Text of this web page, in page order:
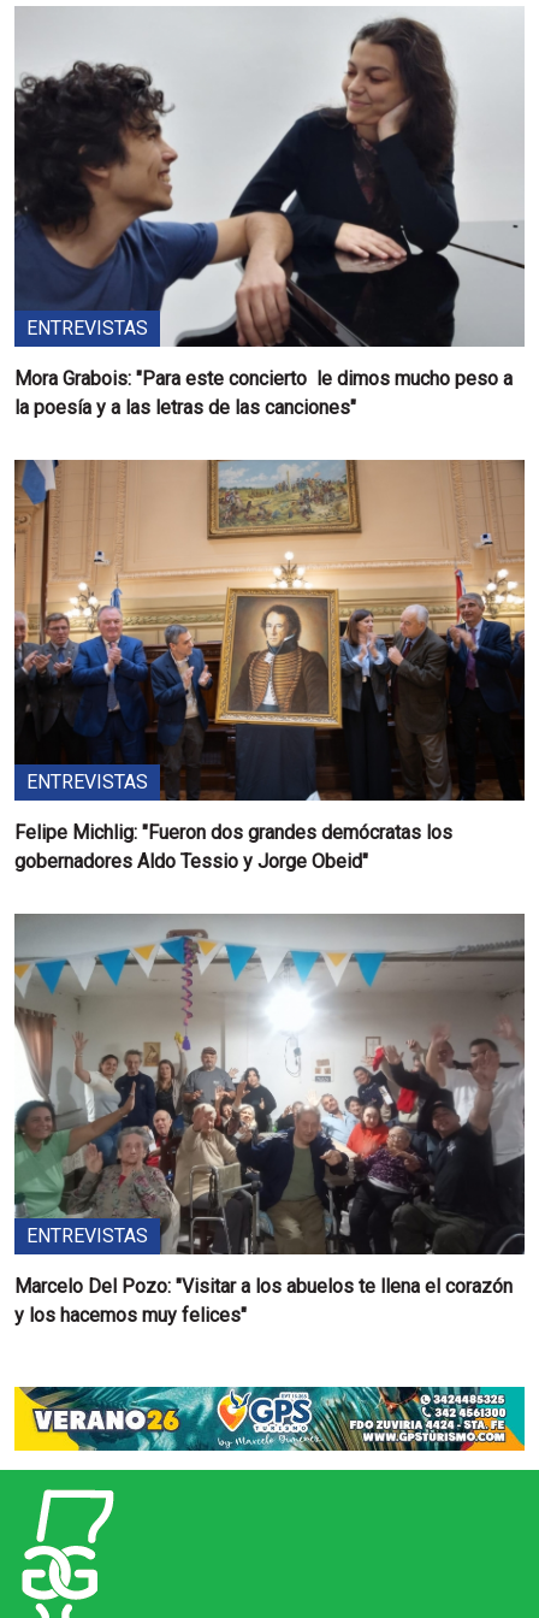
ENTREVISTAS
Mora Grabois: "Para este concierto le dimos mucho peso a
la poesía y a las letras de las canciones"
ENTREVISTAS
Felipe Michlig: "Fueron dos grandes demócratas los
gobernadores Aldo Tessio y Jorge Obeid"
ENTREVISTAS
Marcelo Del Pozo: "Visitar a los abuelos te llena el corazón
y los hacemos muy felices"